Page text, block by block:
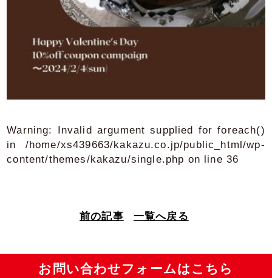
Warning: Invalid argument supplied for foreach()
in /home/xs439663/kakazu.co.jp/public_html/wp-
content/themes/kakazu/single.php on line 36
前の記事 一覧へ戻る
お問い合わせフォームはこちら